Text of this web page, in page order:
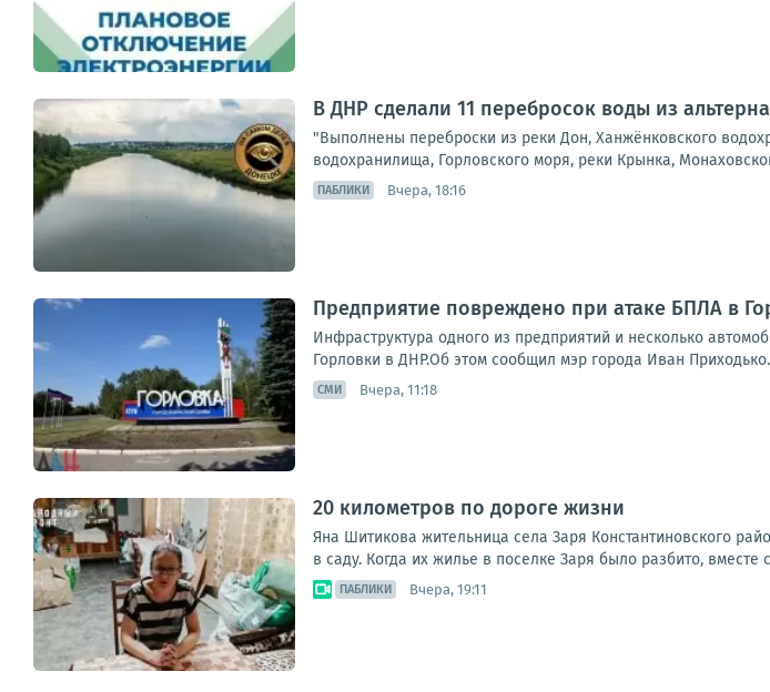
В ДНР сделали 11 перебросок воды из
"Выполнены переброски из реки Дон, Ханжёнковского
водохранилища, Горловского моря, реки Крынка,
ПАБЛИКИ Вчера, 18:16
Предприятие повреждено при атаке БПЛА в
Инфраструктура одного из предприятий и несколько
Горловки в ДНР.Об этом сообщил мэр города Иван
СМИ Вчера, 11:18
20 километров по дороге жизни
Яна Шитикова жительница села Заря Константиновского
в саду. Когда их жилье в поселке Заря было разбито,
ПАБЛИКИ Вчера, 19:11